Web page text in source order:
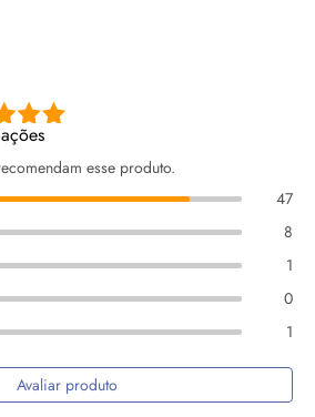
esse produto.
47
8
1
0
1
Avaliar produto